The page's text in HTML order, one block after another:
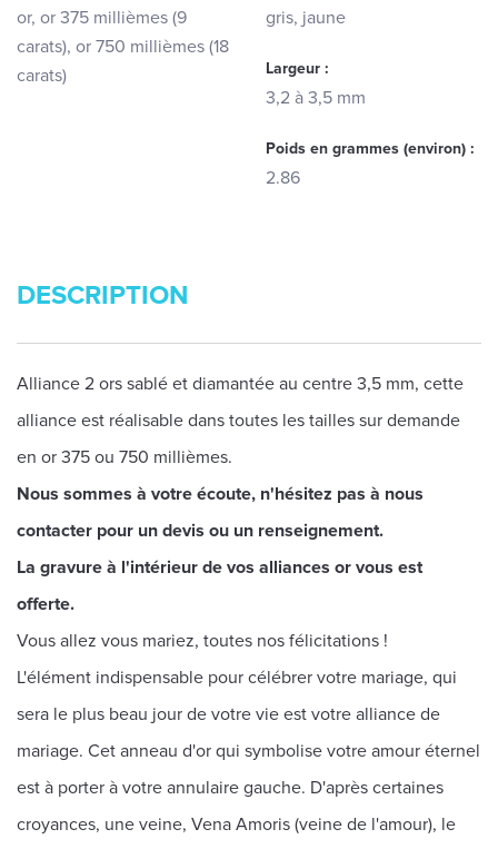
or, or 375 millièmes (9
carats), or 750 millièmes (18
carats)
gris, jaune
Largeur :
3,2 à 3,5 mm
Poids en grammes (environ) :
2.86
DESCRIPTION
Alliance 2 ors sablé et diamantée au centre 3,5 mm, cette
alliance est réalisable dans toutes les tailles sur demande
en or 375 ou 750 millièmes.
Nous sommes à votre écoute, n'hésitez pas à nous
contacter pour un devis ou un renseignement.
La gravure à l'intérieur de vos alliances or vous est
offerte.
Vous allez vous mariez, toutes nos félicitations !
L'élément indispensable pour célébrer votre mariage, qui
sera le plus beau jour de votre vie est votre alliance de
mariage. Cet anneau d'or qui symbolise votre amour éternel
est à porter à votre annulaire gauche. D'après certaines
croyances, une veine, Vena Amoris (veine de l'amour), le